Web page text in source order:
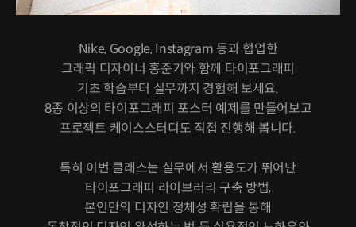
Nike, Google, Instagram 등과 협업한
그래픽 디자이너 홍준기와 함께 타이포그래피
기초 학습부터 실무까지 경험해 보세요.
8종 이상의 타이포그래피 포스터 예제를 만들어보고
프로젝트 케이스스터디도 직접 진행해 봅니다.
특히 이번 클래스는 실무에서 활용도가 뛰어난
타이포그래피 라이브러리 구축 방법,
본인만의 디자인 정체성 확립을 통해